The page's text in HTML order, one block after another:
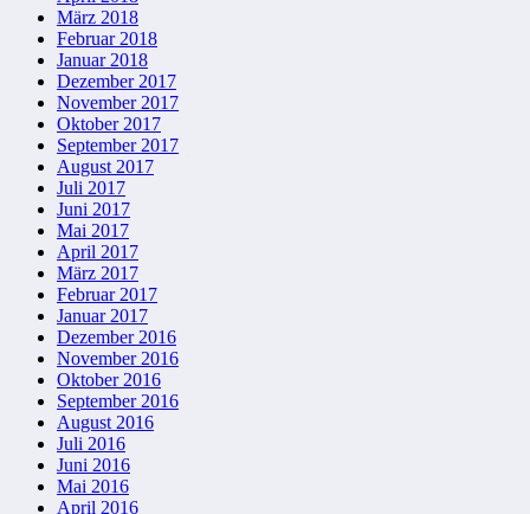
März 2018
Februar 2018
Januar 2018
Dezember 2017
November 2017
Oktober 2017
September 2017
August 2017
Juli 2017
Juni 2017
Mai 2017
April 2017
März 2017
Februar 2017
Januar 2017
Dezember 2016
November 2016
Oktober 2016
September 2016
August 2016
Juli 2016
Juni 2016
Mai 2016
April 2016